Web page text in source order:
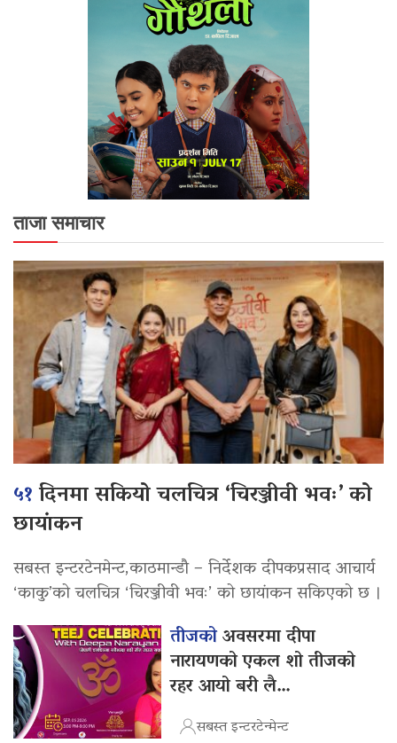
ताजा समाचार
५१दिनमा सकियो चलचित्र ‘चिरञ्जीवी भवः’ को
छायांकन
सबस्त इन्टरटेनमेन्ट,काठमान्डौ – निर्देशक दीपकप्रसाद आचार्य
‘काकु’को चलचित्र ‘चिरञ्जीवी भवः’ को छायांकन सकिएको छ ।
तीजकोअवसरमा दीपा
नारायणको एकल शो तीजको
रहर आयो बरी लै…
सबस्त इन्टरटेन्मेन्ट